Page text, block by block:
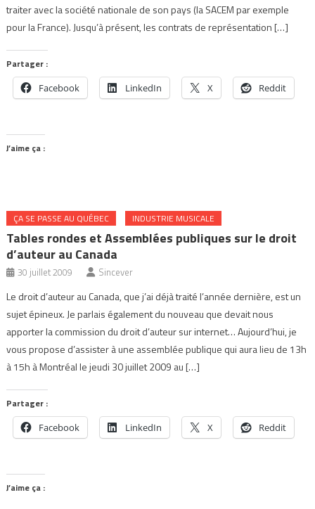
traiter avec la société nationale de son pays (la SACEM par exemple
pour la France). Jusqu’à présent, les contrats de représentation […]
Partager :
Facebook LinkedIn X Reddit
J’aime ça :
ÇA SE PASSE AU QUÉBEC INDUSTRIE MUSICALE
Tables rondes et Assemblées publiques sur le droit
d’auteur au Canada
30 juillet 2009 Sincever
Le droit d’auteur au Canada, que j’ai déjà traité l’année dernière, est un
sujet épineux. Je parlais également du nouveau que devait nous
apporter la commission du droit d’auteur sur internet… Aujourd’hui, je
vous propose d’assister à une assemblée publique qui aura lieu de 13h
à 15h à Montréal le jeudi 30 juillet 2009 au […]
Partager :
Facebook LinkedIn X Reddit
J’aime ça :